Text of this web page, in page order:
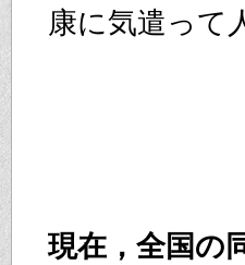
康に気遣って
現在，全国の